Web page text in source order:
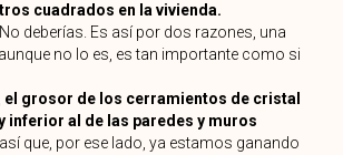
cuadrados en la vivienda.
deberías. Es así por dos razones, una
no lo es, es tan importante como si
el grosor de los cerramientos de cristal
inferior al de las paredes y muros
que, por ese lado, ya estamos ganando